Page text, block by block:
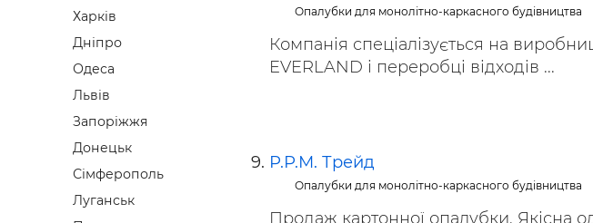
Харків
Дніпро
Одеса
Львів
Запоріжжя
Донецьк
Сімферополь
Луганськ
Опалубки для монолітно-каркасного будівництва
Компанія спеціалізується на
EVERLAND і переробці відходів ...
Р.Р.М. Трейд
Опалубки для монолітно-каркасного будівництва
Продаж картонної опалубки. Якісна